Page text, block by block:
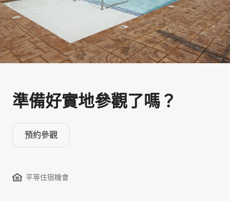
準備好實地參觀⁠了⁠嗎⁠？
預約參觀
平等住宿機會